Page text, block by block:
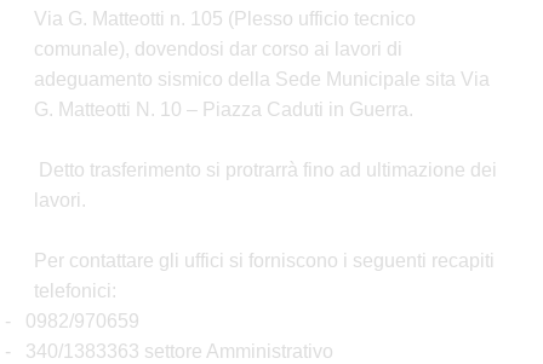
Via G. Matteotti n. 105 (Plesso ufficio tecnico
comunale), dovendosi dar corso ai lavori di
adeguamento sismico della Sede Municipale sita Via
G. Matteotti N. 10 – Piazza Caduti in Guerra.
Detto trasferimento si protrarrà fino ad ultimazione dei
lavori.
Per contattare gli uffici si forniscono i seguenti recapiti
telefonici:
-
0982/970659
-
340/1383363 settore Amministrativo